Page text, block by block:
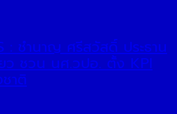
: ชำนาญ ศรีสวัสดิ์ ประธาน
ว ชวน นศ.วปอ. ตั้ง KPI
าติ